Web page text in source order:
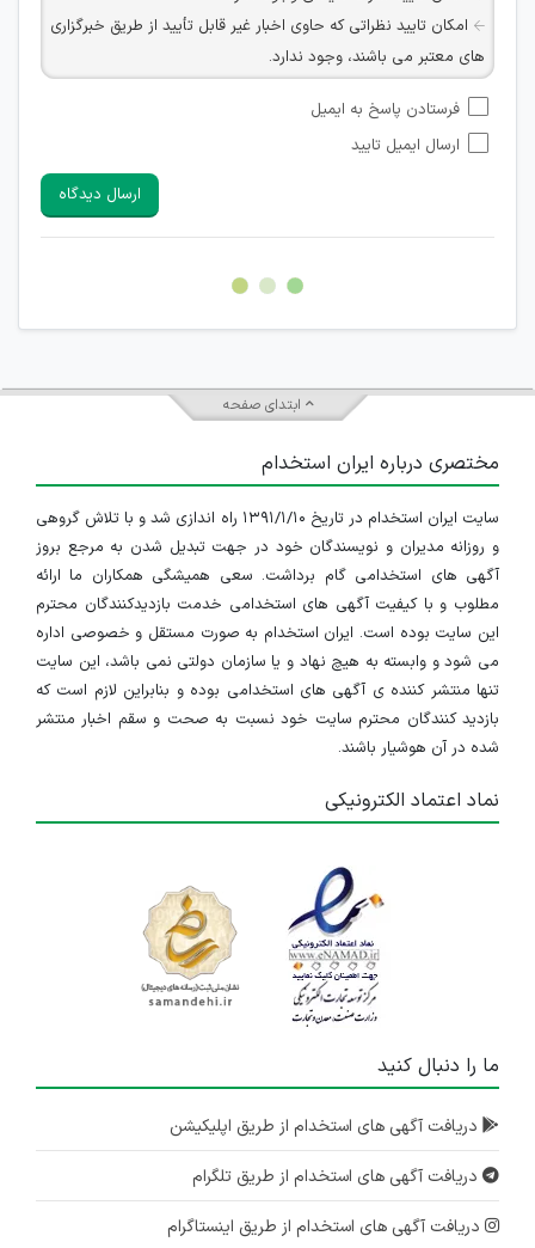
امکان تایید نظراتی که حاوی اخبار غیر قابل تأیید از طریق خبرگزاری
های معتبر می باشند، وجود ندارد.
شبکه های مجازی ارتباطی می باشند وجود ندارد.
امکان تأیید نظرات کاربرانی که به هر طریقی قصد مأیوس کردن
هرگونه تحریک، تحقیر و کنایه به سایر افراد (مسئول و غیر مسئول)
غیر مجاز می باشد.
امکان هماهنگی برای هرگونه ملاقات حضوری چه به صورت دسته
فرستادن پاسخ به ایمیل
ارسال ایمیل تایید
ارسال دیدگاه
ابتدای صفحه
مختصری درباره ایران استخدام
سایت ایران استخدام در تاریخ ۱۳۹۱/۱/۱۰ راه اندازی شد و با تلاش گروهی
و روزانه مدیران و نویسندگان خود در جهت تبدیل شدن به مرجع بروز
آگهی های استخدامی گام برداشت. سعی همیشگی همکاران ما ارائه
مطلوب و با کیفیت آگهی های استخدامی خدمت بازدیدکنندگان محترم
این سایت بوده است. ایران استخدام به صورت مستقل و خصوصی اداره
می شود و وابسته به هیچ نهاد و یا سازمان دولتی نمی باشد، این سایت
تنها منتشر کننده ی آگهی های استخدامی بوده و بنابراین لازم است که
بازدید کنندگان محترم سایت خود نسبت به صحت و سقم اخبار منتشر
شده در آن هوشیار باشند.
نماد اعتماد الکترونیکی
ما را دنبال کنید
دریافت آگهی های استخدام از طریق اپلیکیشن
دریافت آگهی های استخدام از طریق تلگرام
دریافت آگهی های استخدام از طریق اینستاگرام